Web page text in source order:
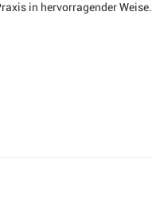
in hervorragender Weise.